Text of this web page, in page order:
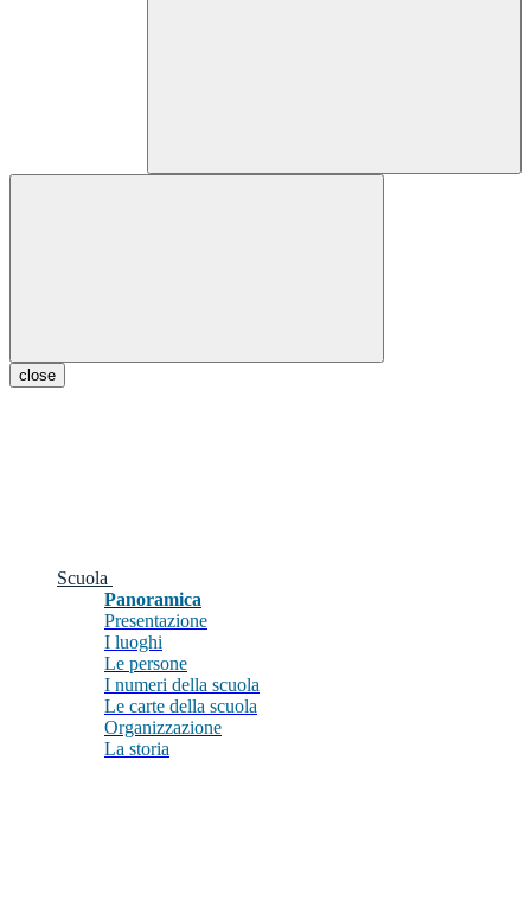
close
Scuola
Panoramica
Presentazione
I luoghi
Le persone
I numeri della scuola
Le carte della scuola
Organizzazione
La storia